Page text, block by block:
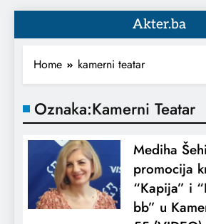
Akter.ba
Home kamerni teatar
Oznaka:Kamerni Teatar
Mediha
promocija
“Kapija” i
bb” u